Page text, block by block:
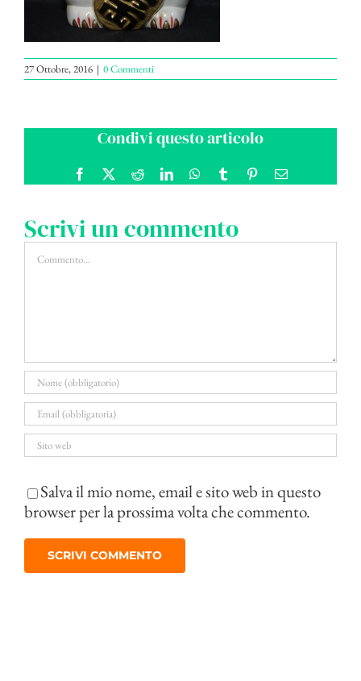
27 Ottobre, 2016 | 0 Commenti
Condivi questo articolo
Facebook RedditLinkedInWhatsApp
Tumblr PinterestEmail
Scrivi un commento
Commento
Salva il mio nome, email e sito web in questo
browser per la prossima volta che commento.